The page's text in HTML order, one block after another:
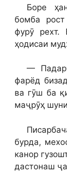
Боре
бомба
фурӯ рехт.
ҳодисаи
—
фарёд
ва гӯш ба
маҷрӯҳ
бурда,
канор
дастонаш